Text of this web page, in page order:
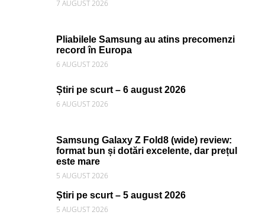
7 AUGUST 2026
Pliabilele Samsung au atins precomenzi
record în Europa
6 AUGUST 2026
Știri pe scurt – 6 august 2026
6 AUGUST 2026
Samsung Galaxy Z Fold8 (wide) review:
format bun și dotări excelente, dar prețul
este mare
5 AUGUST 2026
Știri pe scurt – 5 august 2026
5 AUGUST 2026